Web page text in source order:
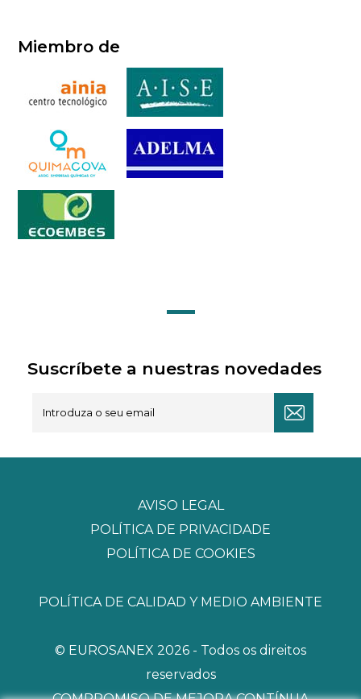
Miembro de
Suscríbete a nuestras novedades
AVISO LEGAL
POLÍTICA DE PRIVACIDADE
POLÍTICA DE COOKIES
POLÍTICA DE CALIDAD Y MEDIO AMBIENTE
© EUROSANEX 2026 - Todos os direitos
reservados